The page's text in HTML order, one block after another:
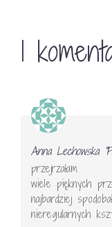
1
Anna Lechowska
przejrzałam
wiele pięknych
najbardziej
nieregularnych